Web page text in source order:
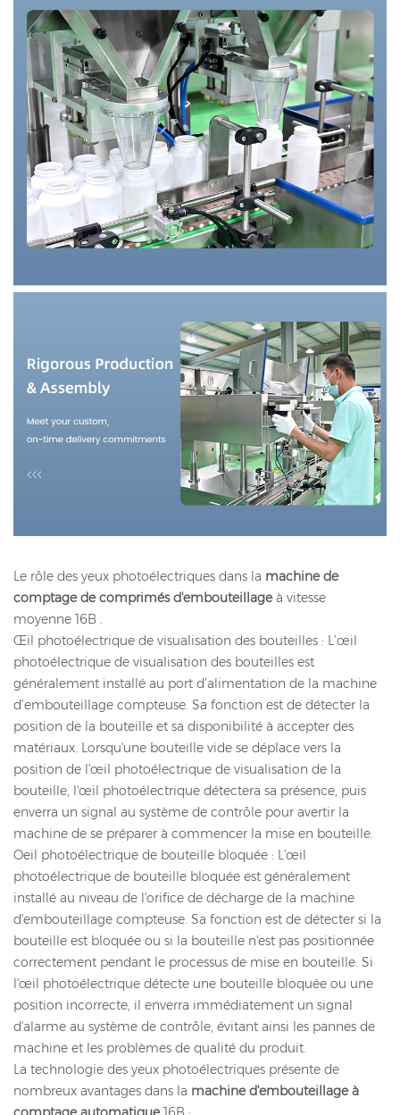
Le rôle des yeux photoélectriques dans la machine de
comptage de comprimés d'embouteillageà vitesse
moyenne 16B .
Œil photoélectrique de visualisation des bouteilles : L’œil
photoélectrique de visualisation des bouteilles est
généralement installé au port d’alimentation de la machine
d’embouteillage compteuse. Sa fonction est de détecter la
position de la bouteille et sa disponibilité à accepter des
matériaux. Lorsqu'une bouteille vide se déplace vers la
position de l'œil photoélectrique de visualisation de la
bouteille, l'œil photoélectrique détectera sa présence, puis
enverra un signal au système de contrôle pour avertir la
machine de se préparer à commencer la mise en bouteille.
Oeil photoélectrique de bouteille bloquée : L'œil
photoélectrique de bouteille bloquée est généralement
installé au niveau de l'orifice de décharge de la machine
d'embouteillage compteuse. Sa fonction est de détecter si la
bouteille est bloquée ou si la bouteille n'est pas positionnée
correctement pendant le processus de mise en bouteille. Si
l'œil photoélectrique détecte une bouteille bloquée ou une
position incorrecte, il enverra immédiatement un signal
d'alarme au système de contrôle, évitant ainsi les pannes de
machine et les problèmes de qualité du produit.
La technologie des yeux photoélectriques présente de
nombreux avantages dans la machine d'embouteillage à